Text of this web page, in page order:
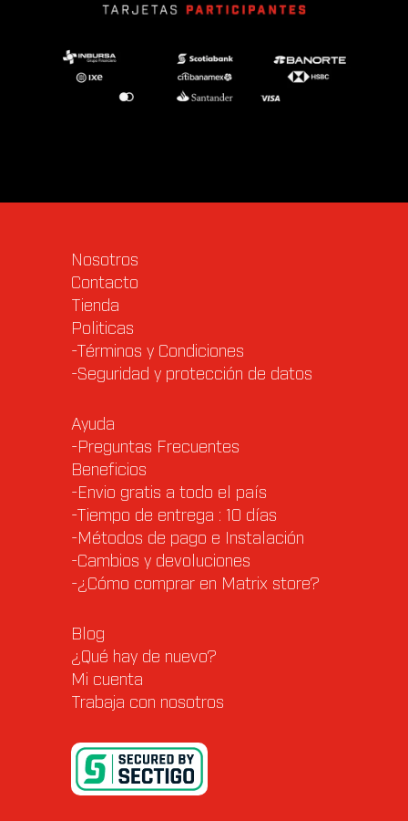
Nosotros
Contacto
Tienda
Politicas
-Términos y Condiciones
-Seguridad y protección de datos
Ayuda
-Preguntas Frecuentes
Beneficios
-Envio gratis a todo el país
-Tiempo de entrega : 10 días
-Métodos de pago e Instalación
-Cambios y devoluciones
-¿Cómo comprar en Matrix store?
Blog
¿Qué hay de nuevo?
Mi cuenta
Trabaja con nosotros